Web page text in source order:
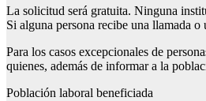
La solicitud será gratuita. Ninguna
Si alguna persona recibe una llamada
Para los casos excepcionales de
quienes, además de informar a la
Población laboral beneficiada